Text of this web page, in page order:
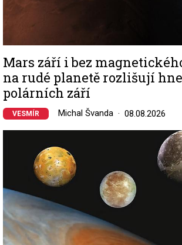
Mars září i bez
na rudé planetě rozlišují
polárních září
VESMÍR Michal Švanda 08.08.2026